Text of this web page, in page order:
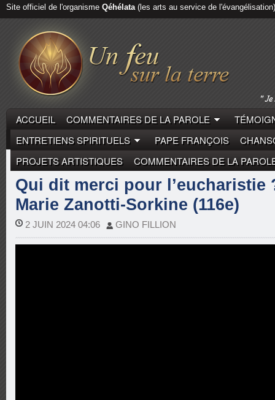
Site officiel de l'organisme Qéhélata(les arts au service de l'évangélisation)
ACCUEIL COMMENTAIRES DE LA PAROLE
ENTRETIENS SPIRITUELS
PAPE FRANÇOIS
PROJETS ARTISTIQUES
COMMENTAIRES DE LA
COMMENTAIRES DE LA PAROLE MICHEL-MARIE
Qui dit merci pour l’eucharistie
Marie Zanotti-Sorkine (116e)
2 JUIN 2024 04:06 GINO FILLION